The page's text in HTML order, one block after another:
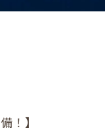
！】